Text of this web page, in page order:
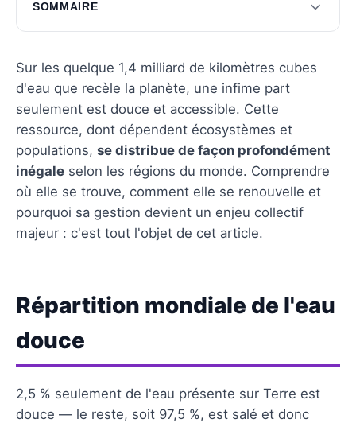
SOMMAIRE
Répartition mondiale de l'eau douce
Enjeux liés à l'eau douce
Chiffres clés sur l'eau douce
Questions fréquentes
Sur les quelque 1,4 milliard de kilomètres cubes
d'eau que recèle la planète, une infime part
seulement est douce et accessible. Cette
ressource, dont dépendent écosystèmes et
populations, se distribue de façon profondément
inégale selon les régions du monde. Comprendre
où elle se trouve, comment elle se renouvelle et
pourquoi sa gestion devient un enjeu collectif
majeur : c'est tout l'objet de cet article.
Répartition mondiale de l'eau
douce
2,5 % seulement de l'eau présente sur Terre est
douce — le reste, soit 97,5 %, est salé et donc